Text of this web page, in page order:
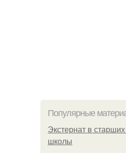
Популярные
Экстернат в старших
школы